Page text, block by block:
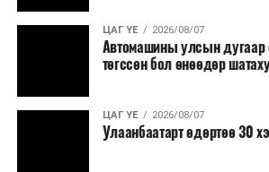
УИХ-ын дарга Г.Занданшатар
сумдад ажиллалаа
Үс шинээр үргээлгэх буюу засуулахад
ЦАГ ҮЕ 2026/08/07
Автомашины улсын дугаар
төгссөн бол өнөөдөр
ЦАГ ҮЕ 2026/08/07
Улаанбаатарт өдөртөө 30